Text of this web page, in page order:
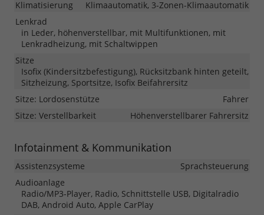
Klimatisierung
Klimaautomatik, 3-Zonen-Klimaautomatik
Lenkrad
in Leder, höhenverstellbar, mit Multifunktionen, mit
Lenkradheizung, mit Schaltwippen
Sitze
Isofix (Kindersitzbefestigung), Rücksitzbank hinten geteilt,
Sitzheizung, Sportsitze, Isofix Beifahrersitz
Sitze: Lordosenstütze
Fahrer
Sitze: Verstellbarkeit
Höhenverstellbarer Fahrersitz
Infotainment & Kommunikation
Assistenzsysteme
Sprachsteuerung
Audioanlage
Radio/MP3-Player, Radio, Schnittstelle USB, Digitalradio
DAB, Android Auto, Apple CarPlay